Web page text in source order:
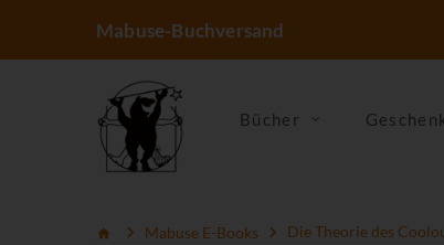
Mabuse-Buchversand
Bücher
Mabuse E-Books Die Theorie des